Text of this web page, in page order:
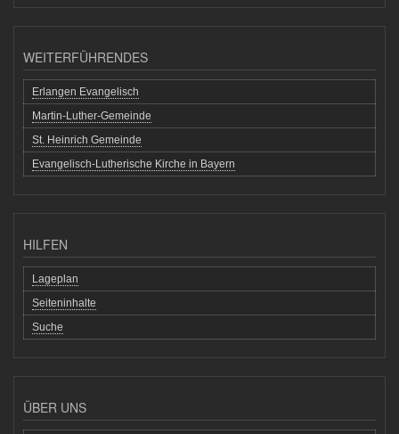
WEITERFÜHRENDES
Erlangen Evangelisch
Martin-Luther-Gemeinde
St. Heinrich Gemeinde
Evangelisch-Lutherische Kirche in Bayern
HILFEN
Lageplan
Seiteninhalte
Suche
ÜBER UNS